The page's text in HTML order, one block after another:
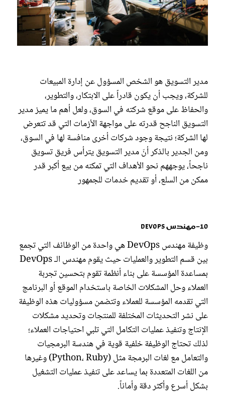
مدير التسويق هو الشخص المسؤول عن إدارة المبيعات
للشركة، ويجب أن يكون قادراً على الابتكار، والتطوير،
والحفاظ على موقع شركته في السوق، ولعل أهم ما يميز مدير
التسويق الناجح قدرته على مواجهة الأزمات التي قد تتعرض
لها الشركة؛ نتيجة وجود شركات أخرى منافسة لها في السوق،
ومن الجدير بالذكر أنّ مدير التسويق يترأس فريق تسويق
ناجحاً، يوجههم نحو الأهداف التي تمكنه من بيع أكبر قدر
ممكن من السلع، أو تقديم خدمات للجمهور
10-مهندس DevOps
وظيفة مهندس DevOps هي واحدة من الوظائف التي تجمع
بين قسم التطوير والعمليات حيث يقوم مهندس الـ DevOps
بمساعدة المؤسسة على بناء أنظمة تقوم بتحسين تجربة
العملاء وحل المشكلات الخاصة باستخدام الموقع أو البرنامج
التي تقدمه المؤسسة للعملاء وتتضمن مسؤوليات هذه الوظيفة
على نشر التحديثات المختلفة للمنتجات وتحديد مشكلات
الإنتاج وتنفيذ عمليات التكامل التي تلبي احتياجات العملاء؛
لذلك تحتاج الوظيفة خلفية قوية في هندسة البرمجيات
والتعامل مع لغات البرمجة مثل (Python، Ruby) وغيرها
من اللغات المتعددة بما يساعد على تنفيذ عمليات التشغيل
بشكل أسرع وأكثر دقة وأماناً.